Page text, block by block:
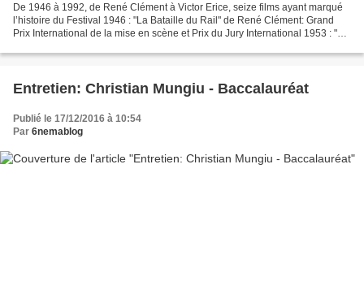
De 1946 à 1992, de René Clément à Victor Erice, seize films ayant marqué
l’histoire du Festival 1946 : "La Bataille du Rail" de René Clément: Grand
Prix International de la mise en scène et Prix du Jury International 1953 : "Le
Entretien: Christian Mungiu - Baccalauréat
Publié le 17/12/2016 à 10:54
Par 6nemablog